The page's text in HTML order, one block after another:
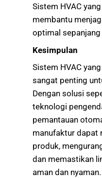
Sistem HVAC
membantu
optimal
Kesimpulan
Sistem HVAC
sangat penting
Dengan solusi
teknologi
pemantauan
manufaktur dapat
produk,
dan memastikan
aman dan nyaman.